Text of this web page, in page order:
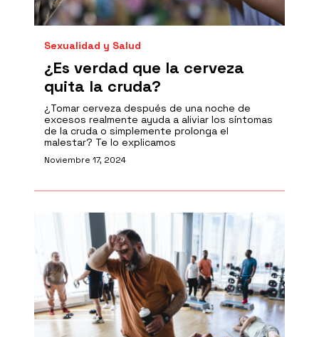
Sexualidad y Salud
¿Es verdad que la cerveza
quita la cruda?
¿Tomar cerveza después de una noche de
excesos realmente ayuda a aliviar los síntomas
de la cruda o simplemente prolonga el
malestar? Te lo explicamos
Noviembre 17, 2024